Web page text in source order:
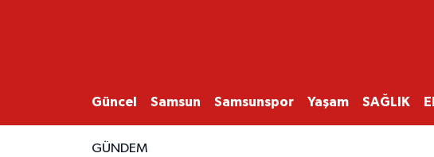
Güncel Samsun Samsunspor Yaşam SAĞLIK
GÜNDEM
SAMSUN
SAMSUNSPOR